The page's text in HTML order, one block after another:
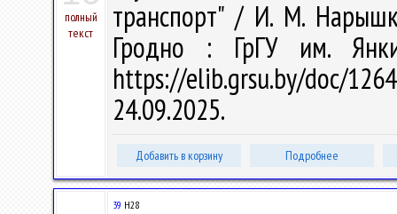
полный
текст
транспорт" / И. М.
Гродно : ГрГУ им.
https://elib.grsu.by/doc/
24.09.2025.
Добавить в корзину Подробнее
39 Н28